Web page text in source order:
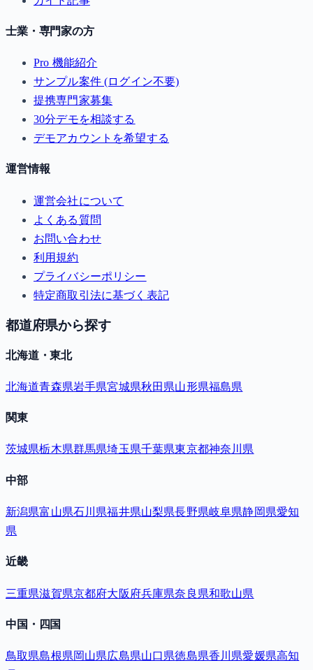
士業・専門家の方
Pro 機能紹介
サンプル案件 (ログイン不要)
提携専門家募集
30分デモを相談する
デモアカウントを希望する
運営情報
運営会社について
よくある質問
お問い合わせ
利用規約
プライバシーポリシー
特定商取引法に基づく表記
都道府県から探す
北海道・東北
北海道青森県岩手県宮城県秋田県山形県福島県
関東
茨城県栃木県群馬県埼玉県千葉県東京都神奈川県
中部
新潟県富山県石川県福井県山梨県長野県岐阜県静岡県愛知
県
近畿
三重県滋賀県京都府大阪府兵庫県奈良県和歌山県
中国・四国
鳥取県島根県岡山県広島県山口県徳島県香川県愛媛県高知